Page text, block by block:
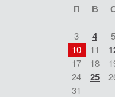
П В
3 4 5
10
11
17
18
24
25
31